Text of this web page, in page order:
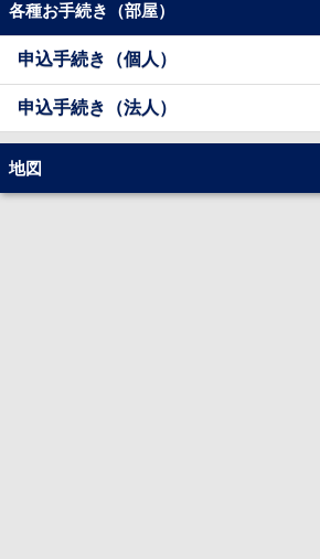
各種お手続き（部屋）
申込手続き（個人）
申込手続き（法人）
地図